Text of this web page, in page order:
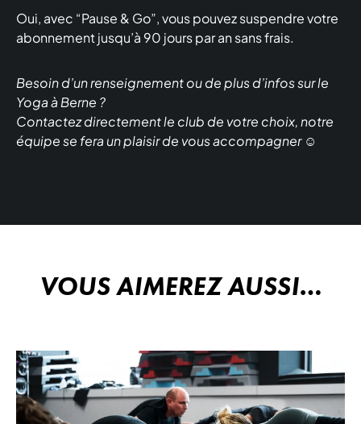
Oui, avec “Pause & Go”, vous pouvez suspendre votre
abonnement jusqu’à 90 jours par an sans frais.
Besoin d’un renseignement ou de plus d’infos sur le
Yoga à Berne ?
Contactez directement le club de votre choix, notre
équipe se fera un plaisir de vous accompagner ☺️
VOUS AIMEREZ AUSSI…